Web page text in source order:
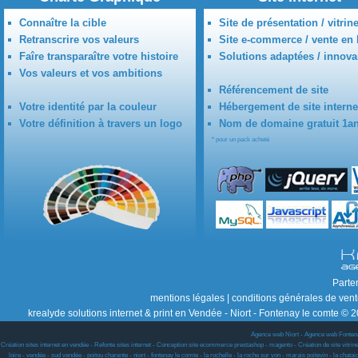
Connaître la cible
Retranscrire vos valeurs
Faîre transparaître votre histoire
Vos valeurs et vos ambitions
Votre identité par la couleur
Votre définition à travers un logo
Site de présentation /
Site e-commerce / vente en
Solutions adaptées /
Référencement de site
Hébergement de site
Nom de domaine gratuit
* pour un pack acheté
mentions légales
conditions générales de
krealyde solutions internet & print en Vendée - Niort - Fontenay le comte ©
Agence web Niort - Agence web
Création sites internet en vendée - Refonte sites internet - Conception site ecommerce prestashop - magento - Création de site
loire - vendée - sud vendée - poitou charente - niort - fontenay le comte - la rochelle - la roche sur yon - marais poitevin - la